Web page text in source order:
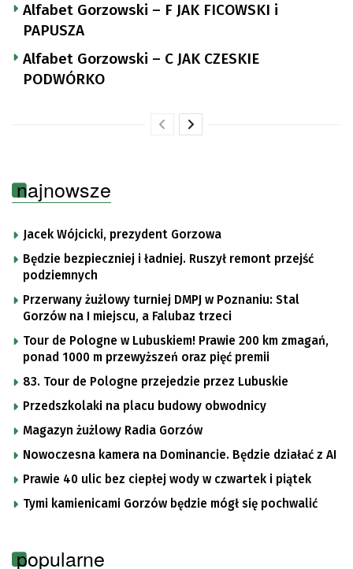
Alfabet Gorzowski – F JAK FICOWSKI i
PAPUSZA
Alfabet Gorzowski – C JAK CZESKIE
PODWÓRKO
najnowsze
Jacek Wójcicki, prezydent Gorzowa
Będzie bezpieczniej i ładniej. Ruszył remont przejść
podziemnych
Przerwany żużlowy turniej DMPJ w Poznaniu: Stal
Gorzów na I miejscu, a Falubaz trzeci
Tour de Pologne w Lubuskiem! Prawie 200 km zmagań,
ponad 1000 m przewyższeń oraz pięć premii
83. Tour de Pologne przejedzie przez Lubuskie
Przedszkolaki na placu budowy obwodnicy
Magazyn żużlowy Radia Gorzów
Nowoczesna kamera na Dominancie. Będzie działać z AI
Prawie 40 ulic bez ciepłej wody w czwartek i piątek
Tymi kamienicami Gorzów będzie mógł się pochwalić
popularne